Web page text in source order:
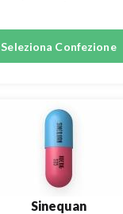
Seleziona Confezione
Sinequan